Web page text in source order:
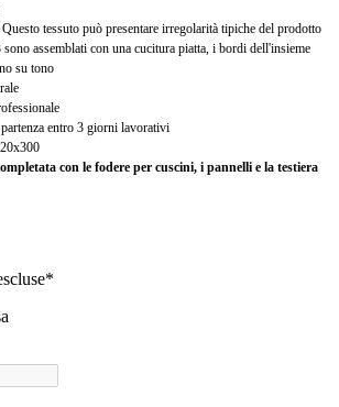
tessuto può presentare irregolarità tipiche del prodotto
assemblati con una cucitura piatta, i bordi dell'insieme
su tono
entro 3 giorni lavorativi
con le fodere per cuscini, i pannelli e la testiera